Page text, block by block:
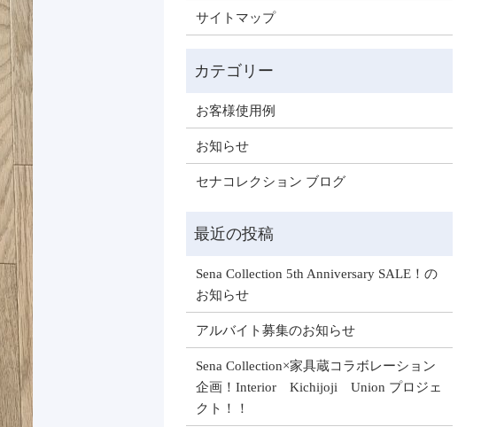
サイトマップ
お客様使用例
お知らせ
セナコレクション ブログ
Sena Collection 5th Anniversary SALE！の
お知らせ
アルバイト募集のお知らせ
Sena Collection×家具蔵コラボレーション
企画！Interior Kichijoji Union プロジェ
クト！！